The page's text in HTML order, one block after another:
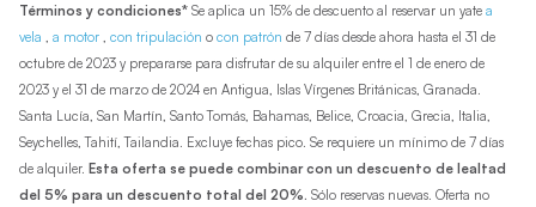
Términos y condiciones*Se aplica un 15% de descuento al reservar un yate a
vela , a motor, con tripulación o con patrón de 7 días desde ahora hasta el 31 de
octubre de 2023 y prepararse para disfrutar de su alquiler entre el 1 de enero de
2023 y el 31 de marzo de 2024 en Antigua, Islas Vírgenes Británicas, Granada.
Santa Lucía, San Martín, Santo Tomás, Bahamas, Belice, Croacia, Grecia, Italia,
Seychelles, Tahití, Tailandia. Excluye fechas pico. Se requiere un mínimo de 7 días
de alquiler. Esta oferta se puede combinar con un descuento de lealtad
del 5% para un descuento total del 20%. Sólo reservas nuevas. Oferta no